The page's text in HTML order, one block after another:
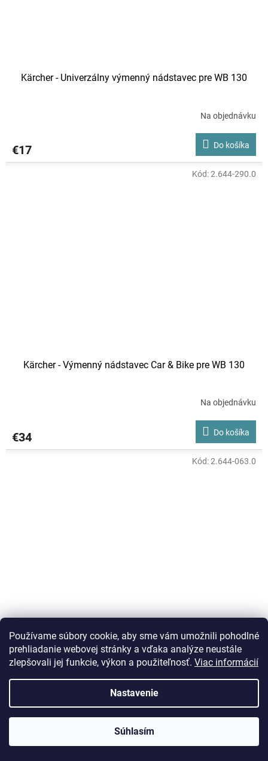
Používame súbory cookie, aby sme vám umožnili pohodlné
prehliadanie webovej stránky a vďaka analýze neustále
zlepšovali jej funkcie, výkon a použiteľnosť. Viac informácií
Nastavenie
Súhlasím
Kärcher - Univerzálny výmenný nádstavec pre WB 130
Na objednávku
€17 Do košíka
Kärcher - Výmenný nádstavec Car & Bike pre WB 130
Na objednávku
€34 Do košíka
Kód:2.644-290.0
Kärcher - Výmenný nadstavec Car&amp;Bike pre WB 120
a WB 100
Do košíka
Kód:2.644-063.0
Kód:2.644-291.0